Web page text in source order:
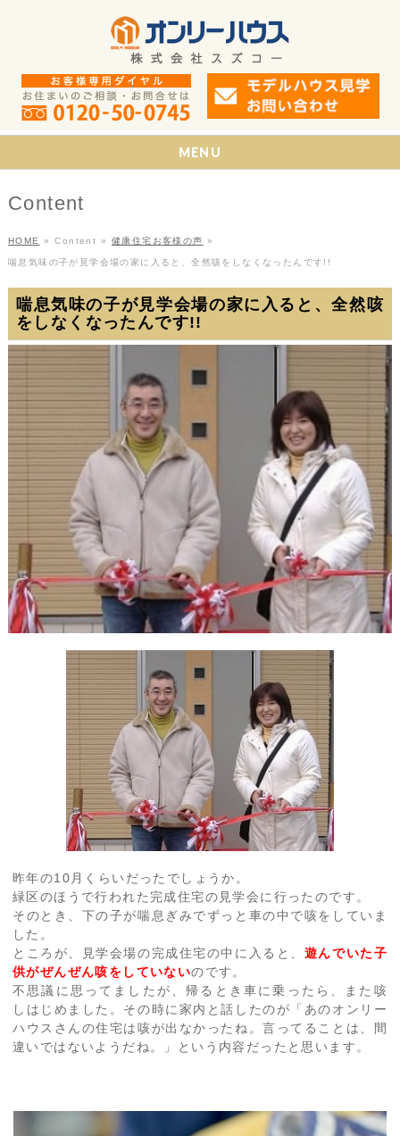
MENU
Content
HOME » Content » 健康住宅お客様の声 »
喘息気味の子が見学会場の家に入ると、全然咳をしなくなったんです!!
喘息気味の子が見学会場の家に入ると、全然咳
をしなくなったんです!!
昨年の10月くらいだったでしょうか。
緑区のほうで行われた完成住宅の見学会に行ったのです。
そのとき、下の子が喘息ぎみでずっと車の中で咳をしていま
した。
ところが、見学会場の完成住宅の中に入ると、 遊んでいた子
供がぜんぜん咳をしていないのです。
不思議に思ってましたが、帰るとき車に乗ったら、また咳
しはじめました。その時に家内と話したのが「あのオンリー
ハウスさんの住宅は咳が出なかったね。言ってることは、間
違いではないようだね。」という内容だったと思います。